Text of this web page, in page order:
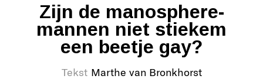
Zijn de manosphere-
mannen niet stiekem
een beetje gay?
Tekst Marthe van Bronkhorst